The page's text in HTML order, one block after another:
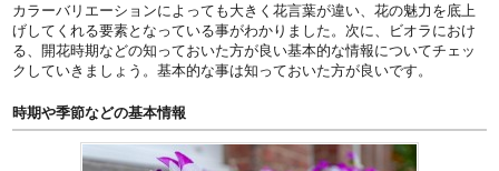
カラーバリエーションによっても大きく花言葉が違い、花の魅力を底上
げしてくれる要素となっている事がわかりました。次に、ビオラにおけ
る、開花時期などの知っておいた方が良い基本的な情報についてチェッ
クしていきましょう。基本的な事は知っておいた方が良いです。
時期や季節などの基本情報